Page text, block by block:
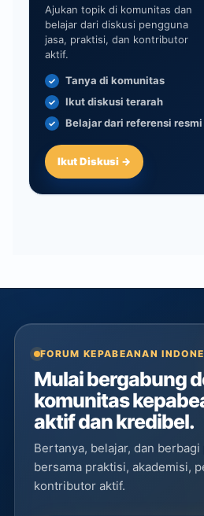
Ajukan topik di komunitas dan
belajar dari diskusi pengguna
jasa, praktisi, dan kontributor
aktif.
Tanya di komunitas
Ikut diskusi terarah
Belajar dari referensi resmi
Ikut Diskusi →
FORUM KEPABEANAN
Mulai bergabung
komunitas
aktif dan kredibel.
Bertanya, belajar, dan
bersama praktisi, akademisi,
kontributor aktif.